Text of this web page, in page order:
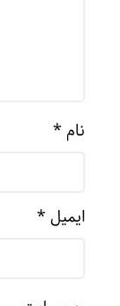
نام *
ایمیل *